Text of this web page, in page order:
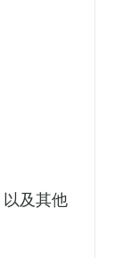
及其他